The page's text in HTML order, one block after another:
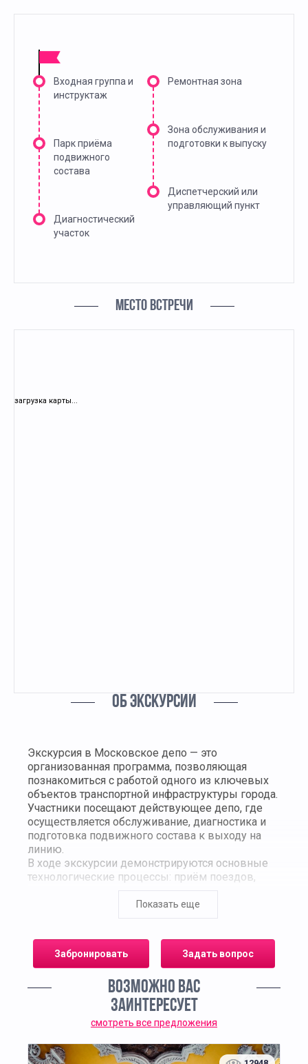
Входная группа и
инструктаж
Парк приёма
подвижного
состава
Диагностический
участок
Ремонтная зона
Зона обслуживания и
подготовки к выпуску
Диспетчерский или
управляющий пункт
МЕСТО ВСТРЕЧИ
загрузка карты...
ОБ ЭКСКУРСИИ
Экскурсия в Московское депо — это
организованная программа, позволяющая
познакомиться с работой одного из ключевых
объектов транспортной инфраструктуры города.
Участники посещают действующее депо, где
осуществляется обслуживание, диагностика и
подготовка подвижного состава к выходу на
линию.
В ходе экскурсии демонстрируются основные
технологические процессы: приём поездов,
обслуживание. Гости узнают, как
какие регламенты соблюдаются при
эксплуатации транспорта. Отдельное внимание
решениям и оборудованию, используемому для
контроля состояния подвижного состава.
Маршрут включает осмотр производственных
зон, ремонтных участков и служебных
помещений. Участникам показывают
специализированную технику, диагностические
Показать еще
Забронировать Задать вопрос
ВОЗМОЖНО ВАС
ЗАИНТЕРЕСУЕТ
смотреть все предложения